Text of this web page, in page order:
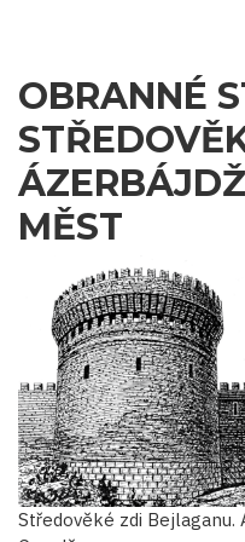
OBRANNÉ
MĚST
Středověké zdi